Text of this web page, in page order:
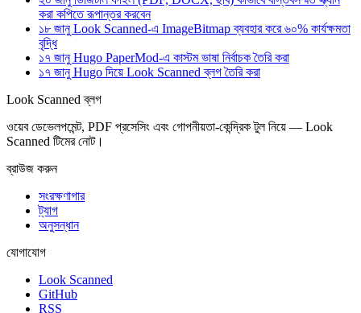
করা কপিতে রূপান্তর করবেন
১৮ জানুLook Scanned-এ ImageBitmap ব্যবহার করে ৬০% কার্যক্ষমতা
বৃদ্ধি
১৭ জানুHugo PaperMod-এ কাস্টম ভাষা নির্বাচক তৈরি করা
১৭ জানুHugo দিয়ে Look Scanned ব্লগ তৈরি করা
Look Scanned ব্লগ
ওয়েব ডেভেলপমেন্ট, PDF প্রসেসিং এবং গোপনীয়তা-কেন্দ্রিক টুল নিয়ে — Look
Scanned টিমের নোট।
ব্রাউজ করুন
সংরক্ষণাগার
ট্যাগ
অনুসন্ধান
যোগাযোগ
Look Scanned
GitHub
RSS